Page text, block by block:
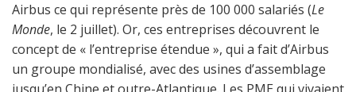
Airbus ce qui représente près de 100 000 salariés (Le
Monde, le 2 juillet). Or, ces entreprises découvrent le
concept de « l’entreprise étendue », qui a fait d’Airbus
un groupe mondialisé, avec des usines d’assemblage